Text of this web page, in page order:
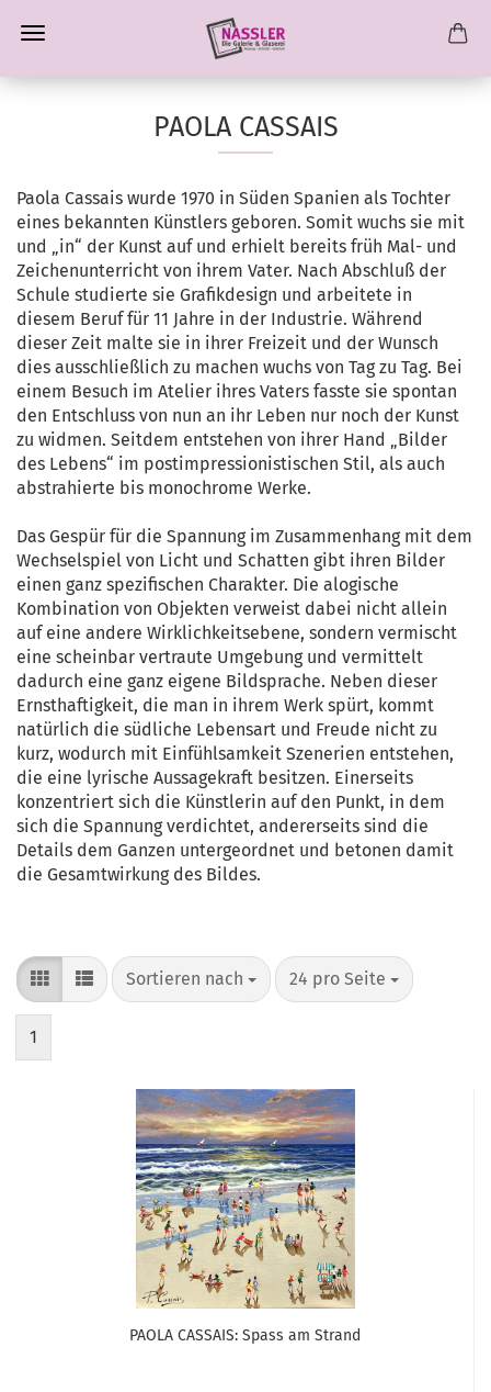
PAOLA CASSAIS
Paola Cassais wurde 1970 in Süden Spanien als Tochter
eines bekannten Künstlers geboren. Somit wuchs sie mit
und „in“ der Kunst auf und erhielt bereits früh Mal- und
Zeichenunterricht von ihrem Vater. Nach Abschluß der
Schule studierte sie Grafikdesign und arbeitete in
diesem Beruf für 11 Jahre in der Industrie. Während
dieser Zeit malte sie in ihrer Freizeit und der Wunsch
dies ausschließlich zu machen wuchs von Tag zu Tag. Bei
einem Besuch im Atelier ihres Vaters fasste sie spontan
den Entschluss von nun an ihr Leben nur noch der Kunst
zu widmen. Seitdem entstehen von ihrer Hand „Bilder
des Lebens“ im postimpressionistischen Stil, als auch
abstrahierte bis monochrome Werke.
Das Gespür für die Spannung im Zusammenhang mit dem
Wechselspiel von Licht und Schatten gibt ihren Bilder
einen ganz spezifischen Charakter. Die alogische
Kombination von Objekten verweist dabei nicht allein
auf eine andere Wirklichkeitsebene, sondern vermischt
eine scheinbar vertraute Umgebung und vermittelt
dadurch eine ganz eigene Bildsprache. Neben dieser
Ernsthaftigkeit, die man in ihrem Werk spürt, kommt
natürlich die südliche Lebensart und Freude nicht zu
kurz, wodurch mit Einfühlsamkeit Szenerien entstehen,
die eine lyrische Aussagekraft besitzen. Einerseits
konzentriert sich die Künstlerin auf den Punkt, in dem
sich die Spannung verdichtet, andererseits sind die
Details dem Ganzen untergeordnet und betonen damit
die Gesamtwirkung des Bildes.
Sortieren nach
Sortieren nach 24 pro Seite
pro Seite
1
PAOLA CASSAIS: Spass am Strand